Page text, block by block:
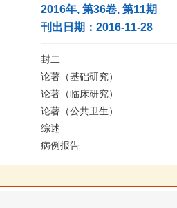
2016年, 第36卷, 第11期
刊出日期：2016-11-28
封二
论著（基础研究）
论著（临床研究）
论著（公共卫生）
综述
病例报告